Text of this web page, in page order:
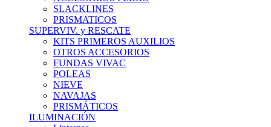
SLACKLINES
PRISMATICOS
SUPERVIV. y RESCATE
KITS PRIMEROS AUXILIOS
OTROS ACCESORIOS
FUNDAS VIVAC
POLEAS
NIEVE
NAVAJAS
PRISMÁTICOS
ILUMINACIÓN